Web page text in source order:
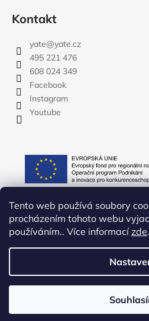
Tento web používá soubory
procházením tohoto webu
používáním.. Více informacízde.
Kontakt
yate@yate.cz
495 221 476
608 024 349
Facebook
Instagram
Youtube
Copyright 2026YATE.CZ.
nastavení